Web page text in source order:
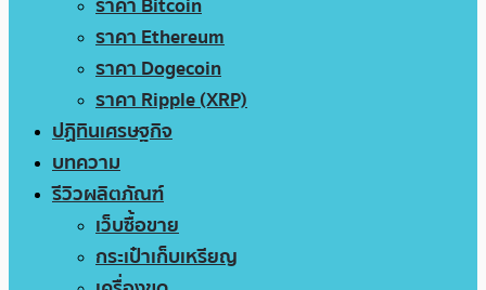
ราคา Ethereum
ราคา Dogecoin
ราคา Ripple (XRP)
ปฏิทินเศรษฐกิจ
บทความ
รีวิวผลิตภัณฑ์
เว็บซื้อขาย
กระเป๋าเก็บเหรียญ